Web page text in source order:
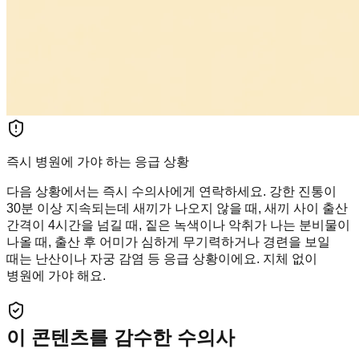
즉시 병원에 가야 하는 응급 상황
다음 상황에서는 즉시 수의사에게 연락하세요. 강한 진통이
30분 이상 지속되는데 새끼가 나오지 않을 때, 새끼 사이 출산
간격이 4시간을 넘길 때, 짙은 녹색이나 악취가 나는 분비물이
나올 때, 출산 후 어미가 심하게 무기력하거나 경련을 보일
때는 난산이나 자궁 감염 등 응급 상황이에요. 지체 없이
병원에 가야 해요.
이 콘텐츠를 감수한 수의사